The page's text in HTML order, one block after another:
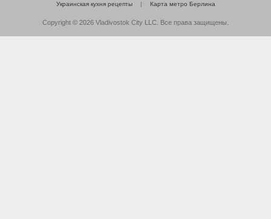
Украинская кухня рецепты | Карта метро Берлина
Copyright © 2026 Vladivostok City LLC. Все права защищены.